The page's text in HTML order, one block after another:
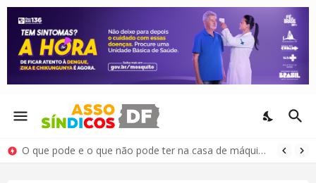
O que pode e o que não pode ter na casa de máquinas e no passadiço do elevador